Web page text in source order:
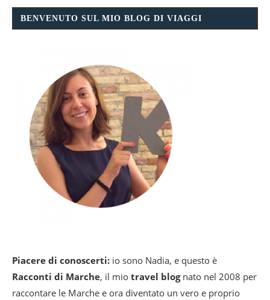
BENVENUTO SUL MIO BLOG DI VIAGGI
Piacere di conoscerti: io sono Nadia, e questo è
Racconti di Marche, il mio travel blognato nel 2008 per
raccontare le Marche e ora diventato un vero e proprio